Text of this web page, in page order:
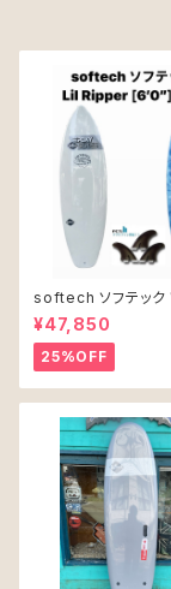
softech ソフテック
ド Lil Ripper リル リッパー
[6’0”] 40L
¥47,850
25%OFF